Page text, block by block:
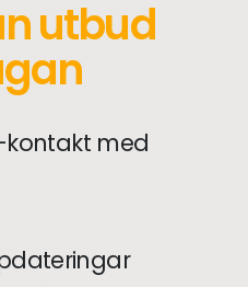
utbud
med